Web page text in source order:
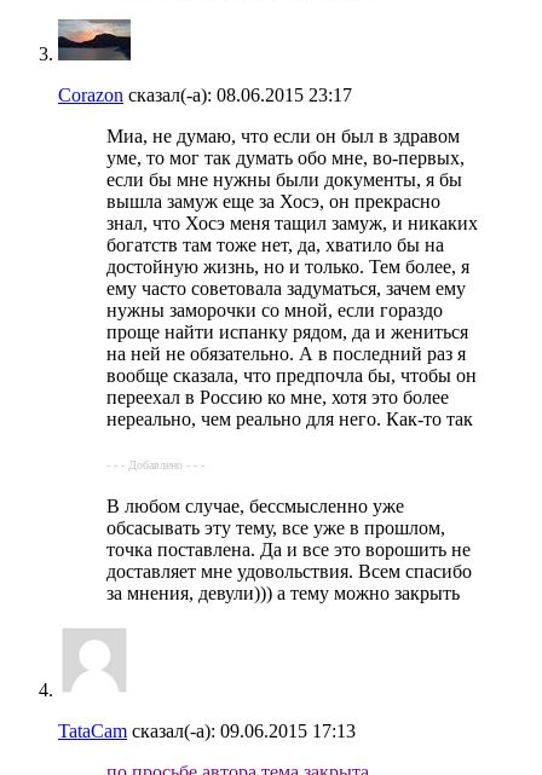
Corazon сказал(-а): 08.06.2015 23:17
Миа, не думаю, что если он был в здравом
уме, то мог так думать обо мне, во-первых,
если бы мне нужны были документы, я бы
вышла замуж еще за Хосэ, он прекрасно
знал, что Хосэ меня тащил замуж, и никаких
богатств там тоже нет, да, хватило бы на
достойную жизнь, но и только. Тем более, я
ему часто советовала задуматься, зачем ему
нужны заморочки со мной, если гораздо
проще найти испанку рядом, да и жениться
на ней не обязательно. А в последний раз я
вообще сказала, что предпочла бы, чтобы он
переехал в Россию ко мне, хотя это более
нереально, чем реально для него. Как-то так
- - - Добавлено - - -
В любом случае, бессмысленно уже
обсасывать эту тему, все уже в прошлом,
точка поставлена. Да и все это ворошить не
доставляет мне удовольствия. Всем спасибо
за мнения, девули))) а тему можно закрыть
TataCam сказал(-а): 09.06.2015 17:13